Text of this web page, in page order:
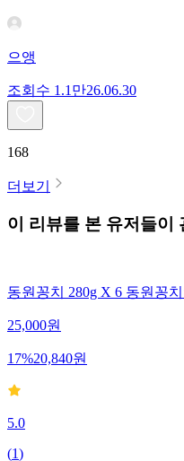
으앵
조회수 1.1만26.06.30
168
더보기
이 리뷰를 본 유저들이
동원꽁치 280g X 6 동원꽁
25,000원
17%20,840원
5.0
(1)